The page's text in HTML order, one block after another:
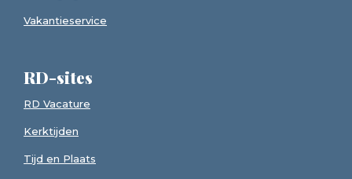
Vakantieservice
RD-sites
RD Vacature
Kerktijden
Tijd en Plaats